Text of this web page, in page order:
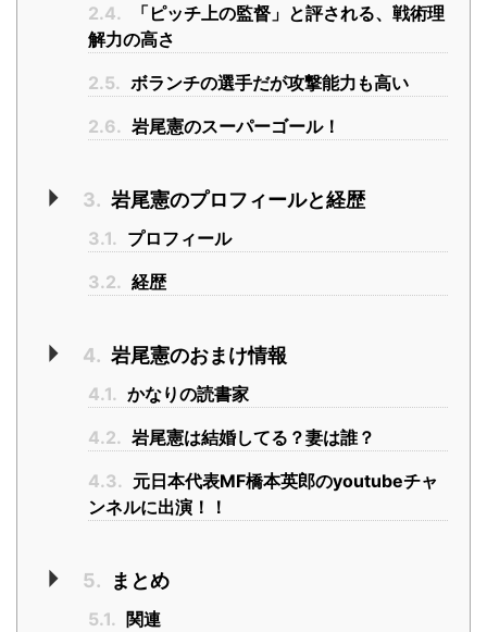
2.4.
「ピッチ上の監督」と評される、戦術理
解力の高さ
2.5. ボランチの選手だが攻撃能力も高い
2.6. 岩尾憲のスーパーゴール！
3. 岩尾憲のプロフィールと経歴
3.1. プロフィール
3.2. 経歴
4. 岩尾憲のおまけ情報
4.1. かなりの読書家
4.2. 岩尾憲は結婚してる？妻は誰？
4.3. 元日本代表MF橋本英郎のyoutubeチャ
ンネルに出演！！
5. まとめ
5.1. 関連